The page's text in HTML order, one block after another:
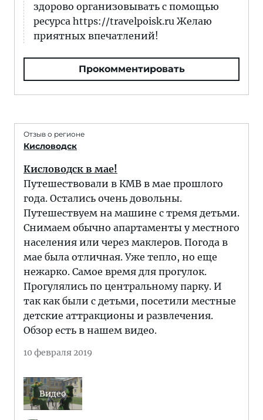
здорово организовывать с помощью
ресурса https://travelpoisk.ru Желаю
приятных впечатлений!
Прокомментировать
Отзыв о регионе
Кисловодск
Кисловодск в мае!
Путешествовали в КМВ в мае прошлого
года. Остались очень довольны.
Путешествуем на машине с тремя детьми.
Снимаем обычно апартаменты у местного
населения или через маклеров. Погода в
мае была отличная. Уже тепло, но еще
нежарко. Самое время для прогулок.
Прогулялись по центральному парку. И
так как были с детьми, посетили местные
детские аттракционы и развлечения.
Обзор есть в нашем видео.
10 февраля 2019